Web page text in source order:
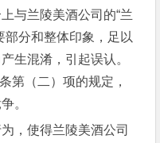
与兰陵美酒公司的“兰
部分和整体印象，足以
生混淆，引起误认。
第（二）项的规定，
。
，使得兰陵美酒公司